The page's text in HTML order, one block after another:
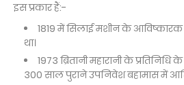
इस प्रकार हैं:-
1819 में सिलाई मशीन के
था।
1973 ब्रितानी महारानी के
300 साल पुराने उपनिवेश बहामास में